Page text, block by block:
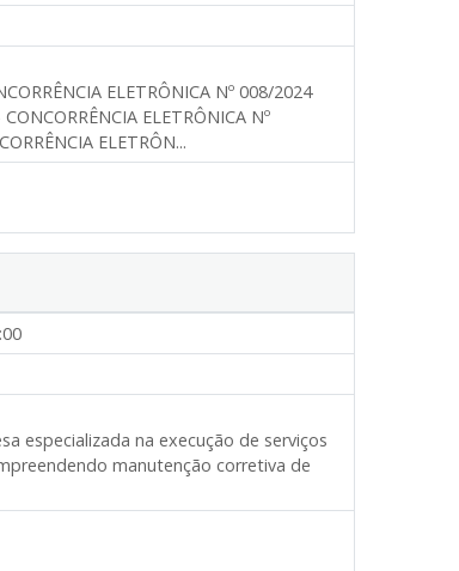
ELETRÔNICA Nº 008/2024
ELETRÔNICA Nº
ELETRÔN...
especializada na execução de serviços
manutenção corretiva de